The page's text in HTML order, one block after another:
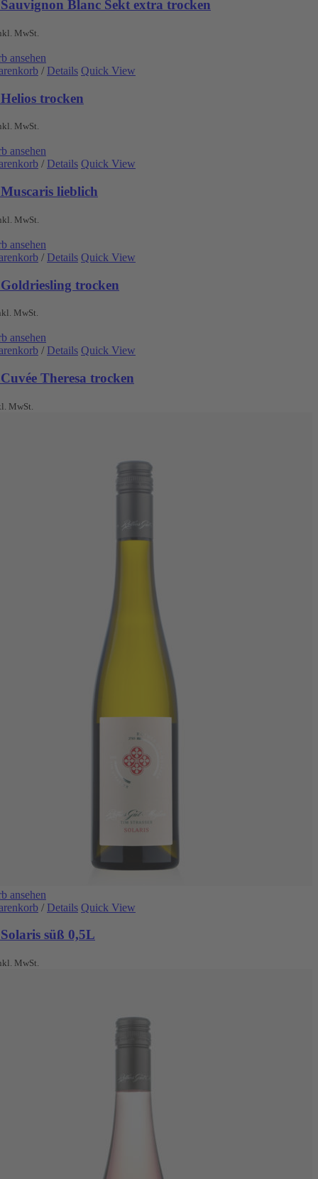
Blanc Sekt extra trocken
MwSt.
ansehen
/ Details Quick View
trocken
MwSt.
ansehen
/ Details Quick View
lieblich
MwSt.
ansehen
/ Details Quick View
trocken
MwSt.
ansehen
/ Details Quick View
Theresa trocken
MwSt.
ansehen
/ Details Quick View
süß 0,5L
MwSt.